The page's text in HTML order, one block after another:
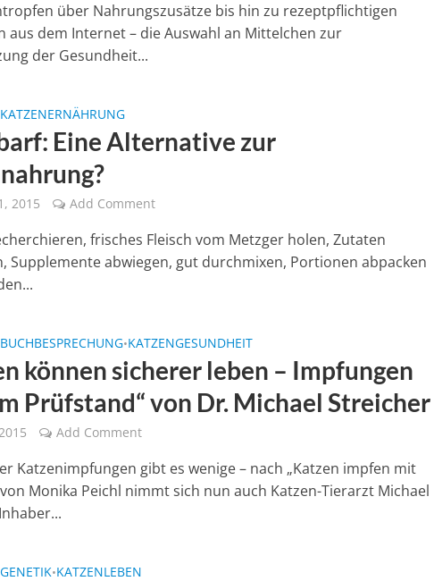
über Nahrungszusätze bis hin zu rezeptpflichtigen
aus dem Internet – die Auswahl an Mittelchen zur
der Gesundheit...
KATZENERNÄHRUNG
Eine Alternative zur
2015 Add Comment
frisches Fleisch vom Metzger holen, Zutaten
Supplemente abwiegen, gut durchmixen, Portionen abpacken
BUCHBESPRECHUNG•KATZENGESUNDHEIT
können sicherer leben – Impfungen
Prüfstand“ von Dr. Michael Streicher
Add Comment
Katzenimpfungen gibt es wenige – nach „Katzen impfen mit
Monika Peichl nimmt sich nun auch Katzen-Tierarzt Michael
GENETIK•KATZENLEBEN